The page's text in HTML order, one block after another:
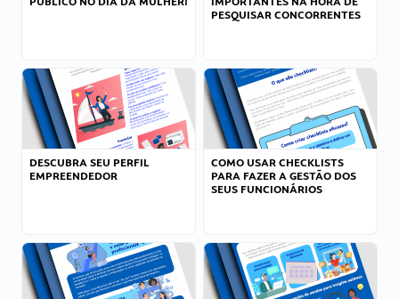
PESQUISAR CONCORRENTES
DESCUBRA SEU PERFIL
EMPREENDEDOR
COMO USAR CHECKLISTS
PARA FAZER A GESTÃO DOS
SEUS FUNCIONÁRIOS